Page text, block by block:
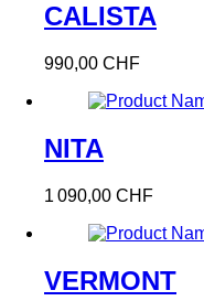
CALISTA
990,00 CHF
NITA
1 090,00 CHF
VERMONT